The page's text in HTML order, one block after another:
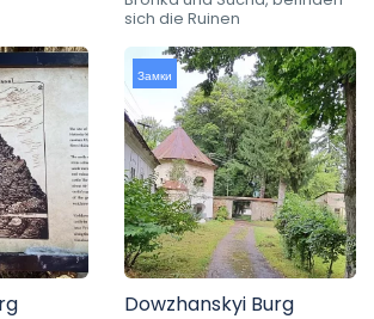
sich die Ruinen
Замки
Dowzhanskyi Burg